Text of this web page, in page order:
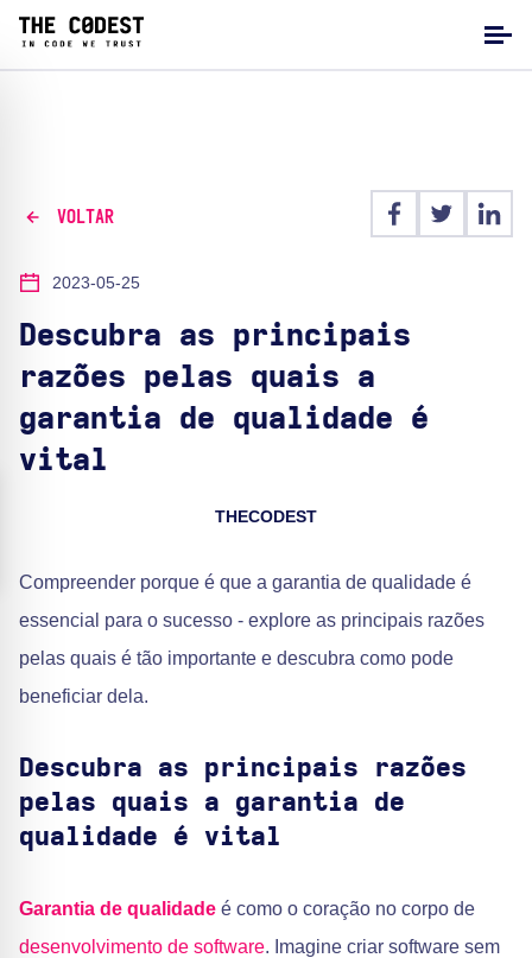
VOLTAR
2023-05-25
Descubra as principais
razões pelas quais a
garantia de qualidade é
vital
THECODEST
Compreender porque é que a garantia de qualidade é
essencial para o sucesso - explore as principais razões
pelas quais é tão importante e descubra como pode
beneficiar dela.
Descubra as principais razões
pelas quais a garantia de
qualidade é vital
Garantia de qualidade é como o coração no corpo de
desenvolvimento de software. Imagine criar software sem